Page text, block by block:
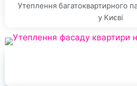
Утеплення багатоквартирного
у Києві